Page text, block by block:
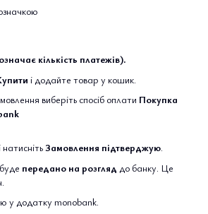
кількість платежів).
і додайте товар у кошик.
виберіть спосіб оплати Покупка
натиснітьЗамовлення підтверджую.
передано на розгляд до банку. Це
у додатку monobank.